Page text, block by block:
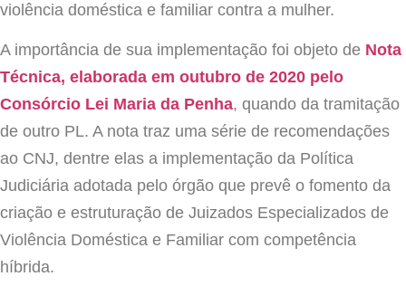
violência doméstica e familiar contra a mulher.
A importância de sua implementação foi objeto de Nota
Técnica, elaborada em outubro de 2020 pelo
Consórcio Lei Maria da Penha, quando da tramitação
de outro PL. A nota traz uma série de recomendações
ao CNJ, dentre elas a implementação da Política
Judiciária adotada pelo órgão que prevê o fomento da
criação e estruturação de Juizados Especializados de
Violência Doméstica e Familiar com competência
híbrida.